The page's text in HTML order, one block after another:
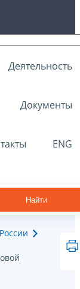
Деятельность
Документы
ENG
Найти